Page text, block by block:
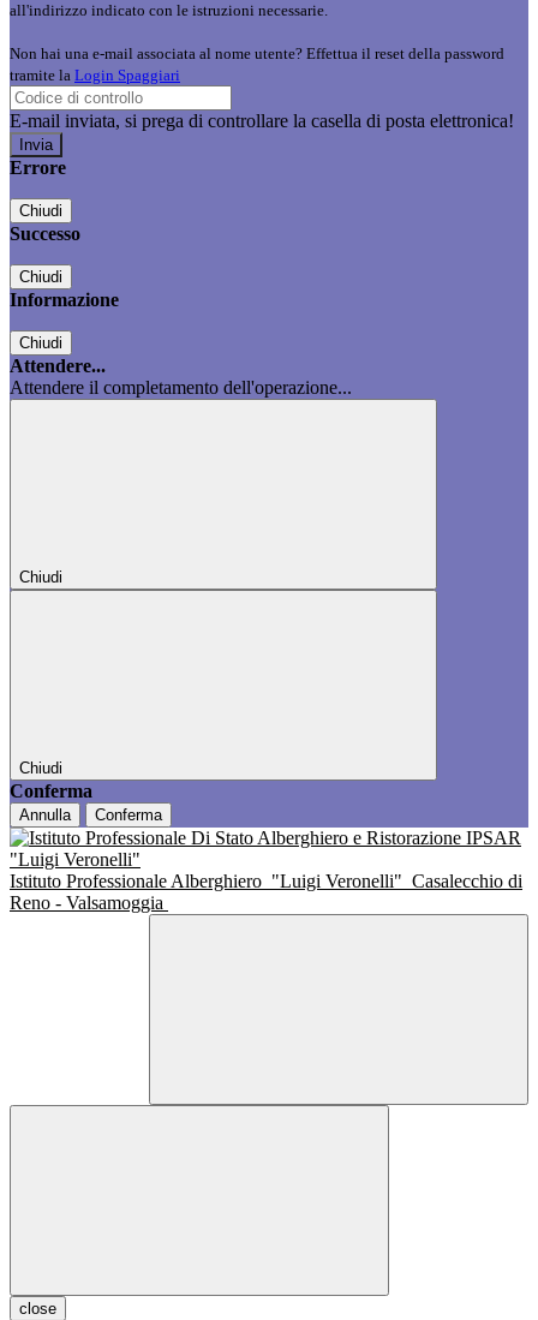
all'indirizzo indicato con le istruzioni necessarie.
Non hai una e-mail associata al nome utente? Effettua il reset della password
tramite la Login Spaggiari
E-mail inviata, si prega di controllare la casella di posta elettronica!
Errore
Chiudi
Successo
Chiudi
Informazione
Chiudi
Attendere...
Attendere il completamento dell'operazione...
Chiudi
Chiudi
Conferma
Annulla Conferma
Istituto Professionale Alberghiero "Luigi Veronelli" Casalecchio di
Reno - Valsamoggia
close